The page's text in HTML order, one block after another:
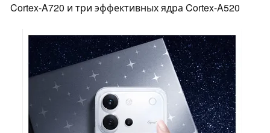
Cortex-A720 и три эффективных ядра Cortex-A520